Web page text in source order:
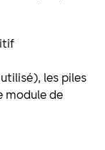
les piles
module de